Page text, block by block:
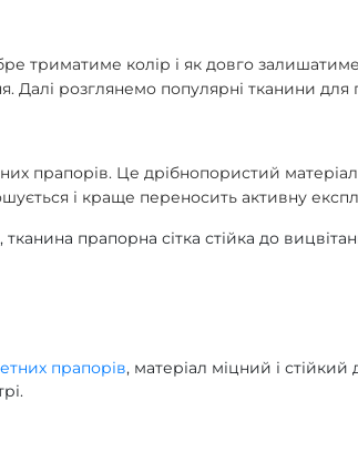
триматиме колір і як довго
розглянемо популярні тканини для
прапорів. Це дрібнопористий
і краще переносить активну
прапорна сітка стійка до
прапорів, матеріал міцний і